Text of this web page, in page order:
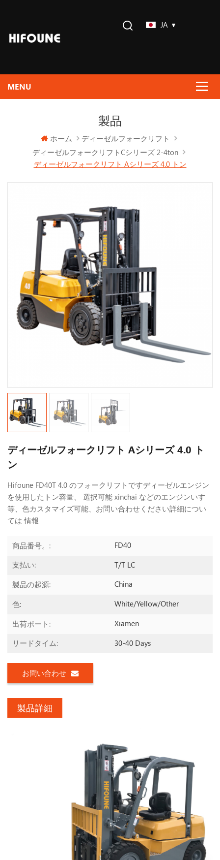
JA
製品
ホーム
ディーゼルフォークリフト
ディーゼルフォークリフトcシリーズ 2-4ton
ディーゼルフォークリフト Aシリーズ 4.0 トン
ディーゼルフォークリフト Aシリーズ 4.0 ト
ン
Hifoune FD40T 4.0 のフォークリフトですディーゼルエンジン
を使用したトン容量、 選択可能 xinchai などのエンジンいすゞ
等、色カスタマイズ可能、お問い合わせください詳細につい
ては 情報
商品番号。: FD40
支払い: T/T LC
製品の起源: China
色: White/yellow/other
出荷ポート: Xiamen
リードタイム: 30-40 Days
お問い合わせ
製品詳細